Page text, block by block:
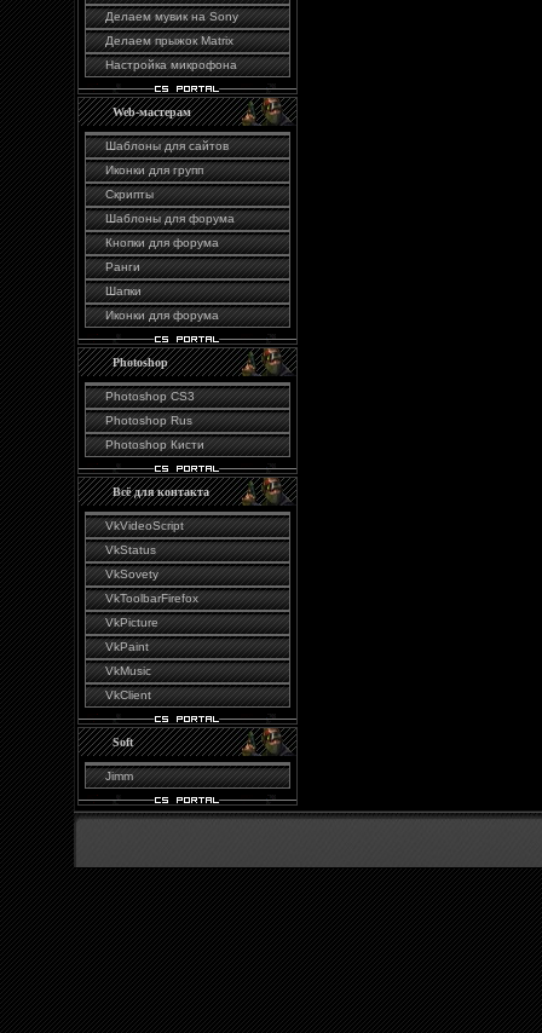
Делаем мувик на Sony
Делаем прыжок Matrix
Настройка микрофона
Web-мастерам
Шаблоны для сайтов
Иконки для групп
Скрипты
Шаблоны для форума
Кнопки для форума
Ранги
Шапки
Иконки для форума
Photoshop
Photoshop CS3
Photoshop Rus
Photoshop Кисти
Всё для контакта
VkVideoScript
VkStatus
VkSovety
VkToolbarFirefox
VkPicture
VkPaint
VkMusic
VkClient
Soft
Jimm